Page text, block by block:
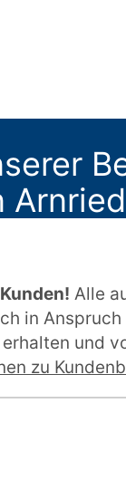
Arnried
Alle
in
und
zu